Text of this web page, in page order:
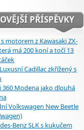
PŘÍSPĚVKY
motorem z Kawasaki ZX-
má 200 koní a točí 13
Cadillac zkřížený s
360 Modena jako dlouhá
Volkswagen New Beetle
Benz SLK s kukučem